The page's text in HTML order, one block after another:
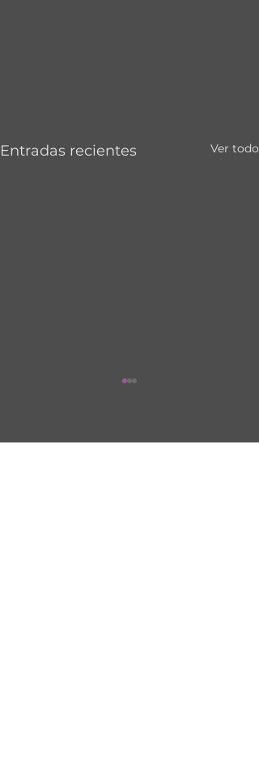
Entradas recientes Ver todo